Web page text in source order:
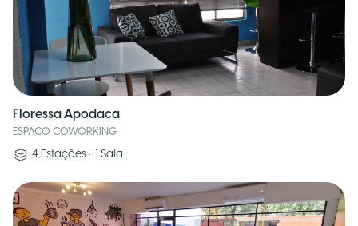
Floressa Apodaca
ESPACO COWORKING
4 Estações • 1 Sala